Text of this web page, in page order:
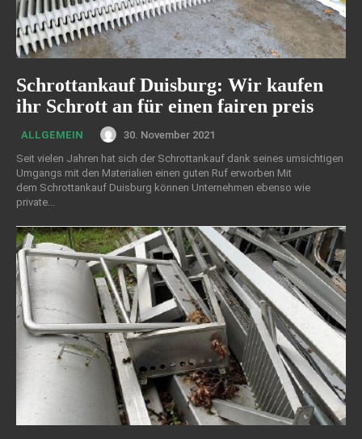
Schrottankauf Duisburg: Wir kaufen
ihr Schrott an für einen fairen preis
ALLGEMEIN
30. November 2021
Seit vielen Jahren hat sich der Schrottankauf dank seines umsichtigen
Umgangs mit den Materialien einen guten Ruf erworben Mit
dem Schrottankauf Duisburg können Unternehmen ebenso wie
private...